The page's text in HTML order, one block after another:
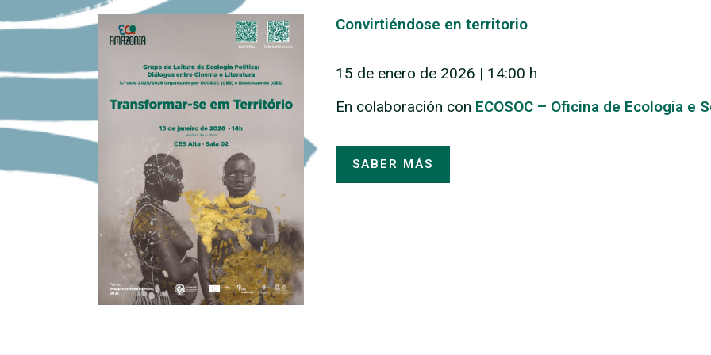
Convirtiéndose en territorio
15 de enero de 2026 | 14:00 h
En colaboración con ECOSOC – Oficina de Ecologia e
SABER MÁS